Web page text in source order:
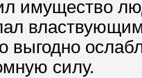
имущество
силу.